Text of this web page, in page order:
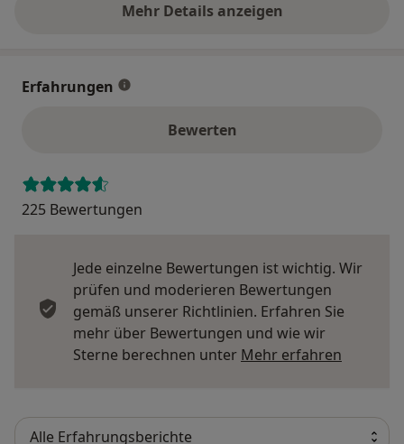
Mehr Details anzeigen
über die Adresse
Erfahrungen
Bewerten
225 Bewertungen
Jede einzelne Bewertungen ist wichtig. Wir
prüfen und moderieren Bewertungen
gemäß unserer Richtlinien. Erfahren Sie
mehr über Bewertungen und wie wir
Sterne berechnen unter Mehr erfahren